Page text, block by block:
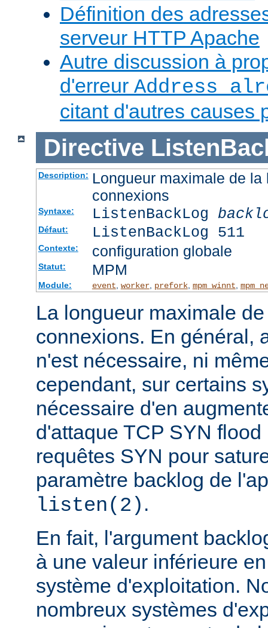
Définition des
serveur HTTP Apache
Autre discussion à
d'erreur Address
citant d'autres causes
Directive
Description: Longueur maximale de
connexions
Syntaxe: ListenBackLog
Défaut: ListenBackLog 511
Contexte: configuration globale
Statut: MPM
Module: event, worker, prefork, mpm_winnt,
La longueur maximale
connexions. En général,
n'est nécessaire, ni
cependant, sur certains
nécessaire d'en
d'attaque TCP SYN
requêtes SYN pour
paramètre backlog de
listen(2) .
En fait, l'argument
à une valeur inférieure
système d'exploitation.
nombreux systèmes